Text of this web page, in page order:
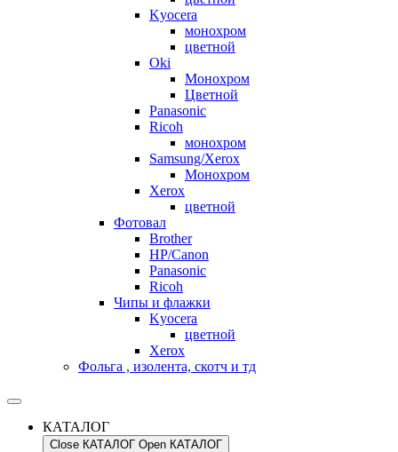
Kyocera
монохром
цветной
Oki
Монохром
Цветной
Panasonic
Ricoh
монохром
Samsung/Xerox
Монохром
Xerox
цветной
Фотовал
Brother
HP/Canon
Panasonic
Ricoh
Чипы и флажки
Kyocera
цветной
Xerox
Фольга , изолента, скотч и тд
КАТАЛОГ
Close КАТАЛОГ Open КАТАЛОГ